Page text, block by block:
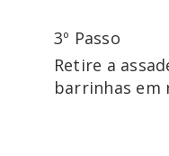
3º Passo
Retire a